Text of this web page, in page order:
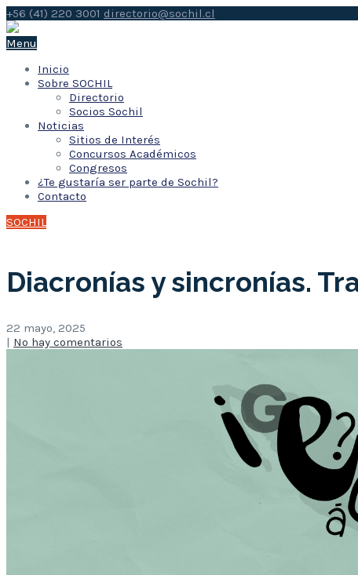
+56 (41) 220 3001 directorio@sochil.cl
Menu
Inicio
Sobre SOCHIL
Directorio
Socios Sochil
Noticias
Sitios de Interés
Concursos Académicos
Congresos
¿Te gustaría ser parte de Sochil?
Contacto
SOCHIL
Diacronías y sincronías.
22 mayo, 2025
| No hay comentarios